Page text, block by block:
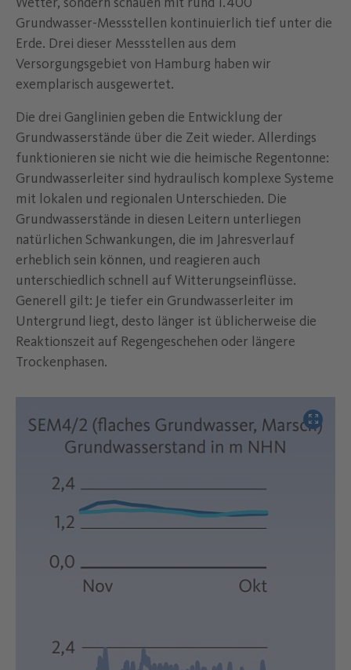
Grundwasser-Messstellen kontinuierlich tief unter die
Erde. Drei dieser Messstellen aus dem
Versorgungsgebiet von Hamburg haben wir
exemplarisch ausgewertet.
Die drei Ganglinien geben die Entwicklung der
Grundwasserstände über die Zeit wieder. Allerdings
funktionieren sie nicht wie die heimische Regentonne:
Grundwasserleiter sind hydraulisch komplexe Systeme
mit lokalen und regionalen Unterschieden. Die
Grundwasserstände in diesen Leitern unterliegen
natürlichen Schwankungen, die im Jahresverlauf
erheblich sein können, und reagieren auch
unterschiedlich schnell auf Witterungseinflüsse.
Generell gilt: Je tiefer ein Grundwasserleiter im
Untergrund liegt, desto länger ist üblicherweise die
Reaktionszeit auf Regengeschehen oder längere
Trockenphasen.
Bild